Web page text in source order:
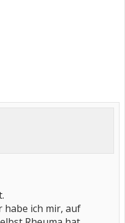
habe ich mir, auf